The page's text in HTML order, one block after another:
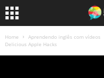
Home Aprendendo inglês com vídeos
Delicious Apple Hacks